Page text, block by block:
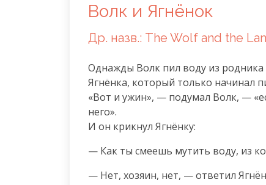
Волк и Ягнёнок
Др. назв.: The Wolf and the
Однажды Волк пил воду из родника
Ягнёнка, который только начинал
«Вот и ужин», — подумал Волк, —
него».
И он крикнул Ягнёнку:
— Как ты смеешь мутить воду, из
— Нет, хозяин, нет, — ответил